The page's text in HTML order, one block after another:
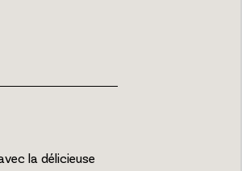
la délicieuse